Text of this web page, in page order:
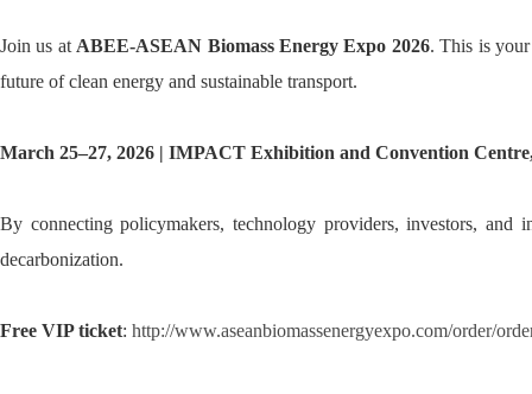
Join us at ABEE-ASEAN Biomass Energy Expo 2026. This is
future of clean energy and sustainable transport.
March 25–27, 2026 | IMPACT Exhibition and Convention
By connecting policymakers, technology providers, investors, and
decarbonization.
Free VIP ticket: http://www.aseanbiomassenergyexpo.com/order/